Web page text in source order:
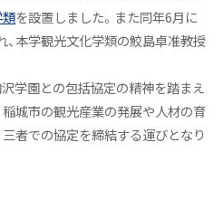
を設置しました。また同年6月に
本学観光文化学類の鮫島卓准教授
学園との包括協定の精神を踏まえ
城市の観光産業の発展や人材の育
者での協定を締結する運びとなり